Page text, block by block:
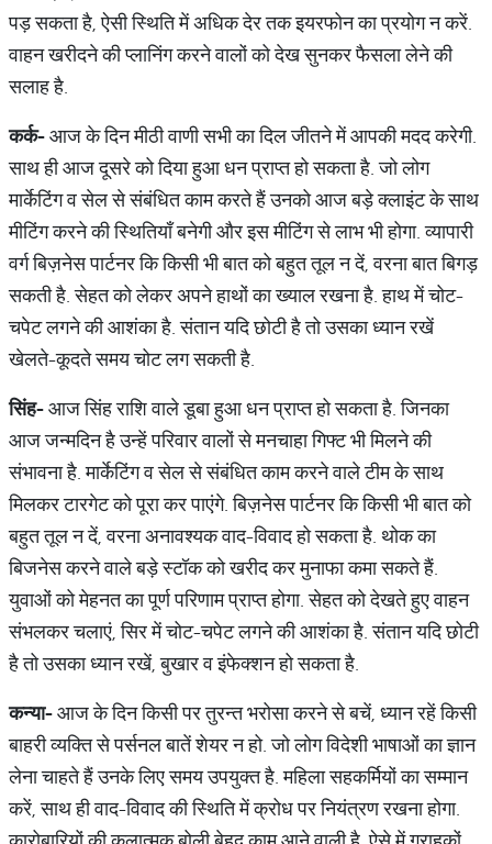
पड़ सकता है, ऐसी स्थिति में अधिक देर तक इयरफोन का प्रयोग न करें.
वाहन खरीदने की प्लानिंग करने वालों को देख सुनकर फैसला लेने की
सलाह है.
कर्क-आज के दिन मीठी वाणी सभी का दिल जीतने में आपकी मदद करेगी.
साथ ही आज दूसरे को दिया हुआ धन प्राप्त हो सकता है. जो लोग
मार्केटिंग व सेल से संबंधित काम करते हैं उनको आज बड़े क्लाइंट के साथ
मीटिंग करने की स्थितियाँ बनेगी और इस मीटिंग से लाभ भी होगा. व्यापारी
वर्ग बिज़नेस पार्टनर कि किसी भी बात को बहुत तूल न दें, वरना बात बिगड़
सकती है. सेहत को लेकर अपने हाथों का ख्याल रखना है. हाथ में चोट-
चपेट लगने की आशंका है. संतान यदि छोटी है तो उसका ध्यान रखें
खेलते-कूदते समय चोट लग सकती है.
सिंह-आज सिंह राशि वाले डूबा हुआ धन प्राप्त हो सकता है. जिनका
आज जन्मदिन है उन्हें परिवार वालों से मनचाहा गिफ्ट भी मिलने की
संभावना है. मार्केटिंग व सेल से संबंधित काम करने वाले टीम के साथ
मिलकर टारगेट को पूरा कर पाएंगे. बिज़नेस पार्टनर कि किसी भी बात को
बहुत तूल न दें, वरना अनावश्यक वाद-विवाद हो सकता है. थोक का
बिजनेस करने वाले बड़े स्टॉक को खरीद कर मुनाफा कमा सकते हैं.
युवाओं को मेहनत का पूर्ण परिणाम प्राप्त होगा. सेहत को देखते हुए वाहन
संभलकर चलाएं, सिर में चोट-चपेट लगने की आशंका है. संतान यदि छोटी
है तो उसका ध्यान रखें, बुखार व इंफेक्शन हो सकता है.
कन्या-आज के दिन किसी पर तुरन्त भरोसा करने से बचें, ध्यान रहें किसी
बाहरी व्यक्ति से पर्सनल बातें शेयर न हो. जो लोग विदेशी भाषाओं का ज्ञान
लेना चाहते हैं उनके लिए समय उपयुक्त है. महिला सहकर्मियों का सम्मान
करें, साथ ही वाद-विवाद की स्थिति में क्रोध पर नियंत्रण रखना होगा.